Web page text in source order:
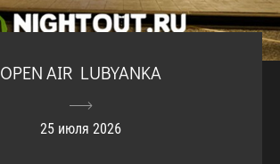
OPEN AIR LUBYANKA
25 июля 2026